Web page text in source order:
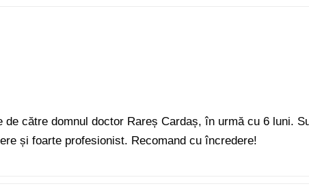
către domnul doctor Rareș Cardaș, în urmă cu 6 luni.
și foarte profesionist. Recomand cu încredere!